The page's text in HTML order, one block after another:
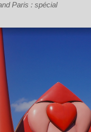
Paris : spécial